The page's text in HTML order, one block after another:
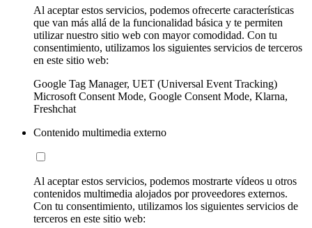
Al aceptar estos servicios, podemos ofrecerte características
que van más allá de la funcionalidad básica y te permiten
utilizar nuestro sitio web con mayor comodidad. Con tu
consentimiento, utilizamos los siguientes servicios de terceros
en este sitio web:
Google Tag Manager, UET (Universal Event Tracking)
Microsoft Consent Mode, Google Consent Mode, Klarna,
Freshchat
Contenido multimedia externo
Al aceptar estos servicios, podemos mostrarte vídeos u otros
contenidos multimedia alojados por proveedores externos.
Con tu consentimiento, utilizamos los siguientes servicios de
terceros en este sitio web: